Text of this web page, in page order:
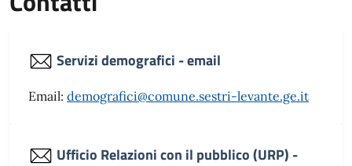
Servizi demografici - email
Email: demografici@comune.sestri-levante.ge.it
Ufficio Relazioni con il pubblico (URP) -